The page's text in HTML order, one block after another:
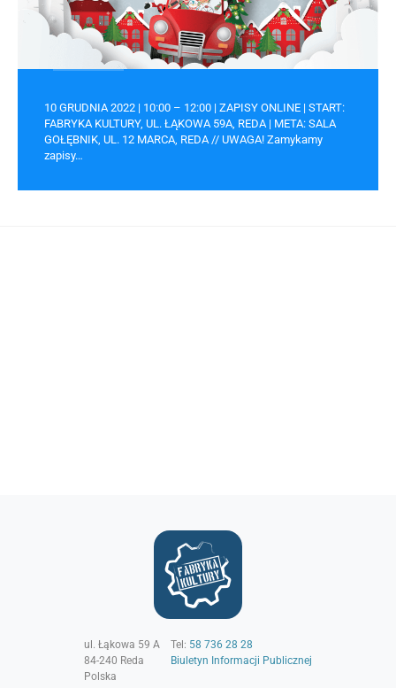
10 GRUDNIA 2022 | 10:00 – 12:00 | ZAPISY ONLINE | START:
FABRYKA KULTURY, UL. ŁĄKOWA 59A, REDA | META: SALA
GOŁĘBNIK, UL. 12 MARCA, REDA // UWAGA! Zamykamy
zapisy…
ul. Łąkowa 59 A
84-240 Reda
Polska
Tel: 58 736 28 28
Biuletyn Informacji Publicznej